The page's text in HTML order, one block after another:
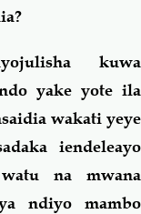
kuwa
yake yote ila
wakati yeye
iendeleayo
na mwana
ndiyo mambo